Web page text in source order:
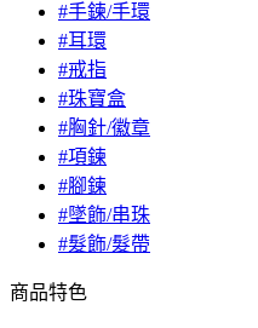
#手鍊/手環
#耳環
#戒指
#珠寶盒
#胸針/徽章
#項鍊
#腳鍊
#墜飾/串珠
#髮飾/髮帶
商品特色